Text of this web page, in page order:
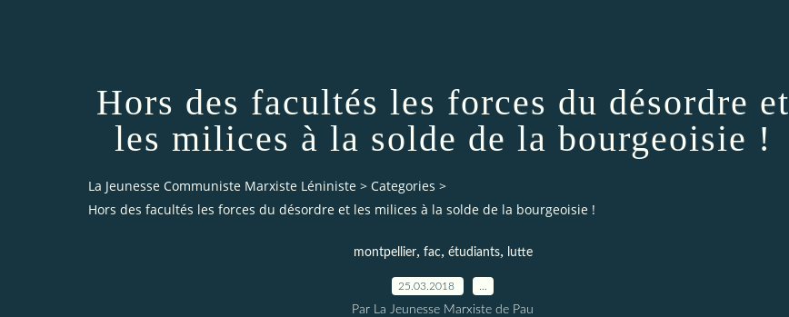
Hors des facultés les forces du désordre et
les milices à la solde de la bourgeoisie !
La Jeunesse Communiste Marxiste Léniniste > Categories >
Hors des facultés les forces du désordre et les milices à la solde de la bourgeoisie !
montpellier, fac, étudiants, lutte
25.03.2018
Par La Jeunesse Marxiste de Pau